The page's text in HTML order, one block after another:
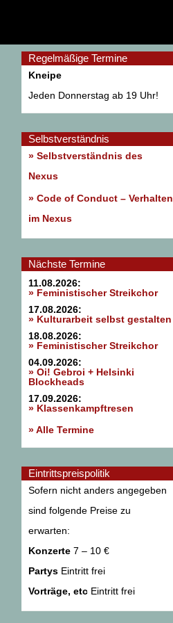
Regelmäßige Termine
Kneipe
Jeden Donnerstag ab 19 Uhr!
Selbstverständnis
» Selbstverständnis des
Nexus
» Code of Conduct – Verhalten
im Nexus
Nächste Termine
11.08.2026:
» Feministischer Streikchor
17.08.2026:
» Kulturarbeit selbst gestalten
18.08.2026:
» Feministischer Streikchor
04.09.2026:
» Oi! Gebroi + Helsinki
Blockheads
17.09.2026:
» Klassenkampftresen
» Alle Termine
Eintrittspreispolitik
Sofern nicht anders angegeben
sind folgende Preise zu
erwarten:
Konzerte 7 – 10 €
Partys Eintritt frei
Vorträge, etc Eintritt frei